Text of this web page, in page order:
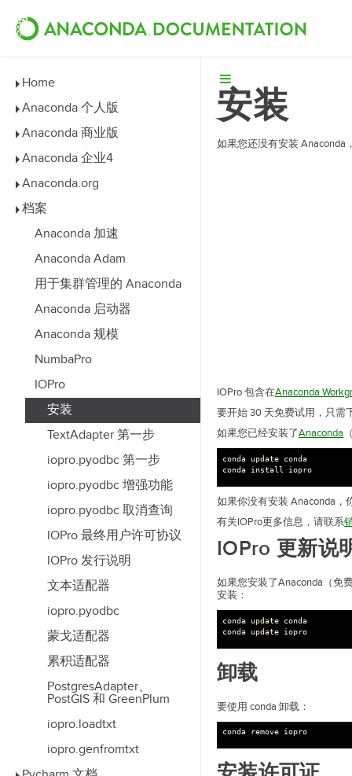
Home
Anaconda 个人版
Anaconda 商业版
Anaconda 企业4
Anaconda.org
档案
Anaconda 加速
Anaconda Adam
用于集群管理的 Anaconda
Anaconda 启动器
Anaconda 规模
NumbaPro
IOPro
安装
TextAdapter 第一步
iopro.pyodbc 第一步
iopro.pyodbc 增强功能
iopro.pyodbc 取消查询
IOPro 最终用户许可协议
IOPro 发行说明
文本适配器
iopro.pyodbc
蒙戈适配器
累积适配器
PostgresAdapter、
PostGIS 和 GreenPlum
iopro.loadtxt
iopro.genfromtxt
安装
如果您还没有安装 Anaconda
IOPro 包含在Anaconda
要开始 30 天免费试用，只需
如果您已经安装了Anaconda
conda update
conda
conda
install iopro
如果你没有安装 Anaconda，
有关IOPro更多信息，请联系
IOPro 更新说
如果您安装了Anaconda（免
安装：
conda update
conda
conda
update iopro
卸载
要使用 conda 卸载：
conda remove iopro